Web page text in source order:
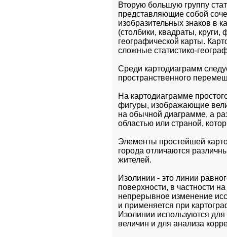
Вторую большую группу
представляющие собой
изобразительных знаков в
(столбики, квадраты,
географической карты.
сложные статистико-
Среди картодиаграмм
пространственного
На картодиаграмме
фигуры, изображающие
на обычной диаграмме, а
областью или страной,
Элементы простейшей
города отличаются
жителей.
Изолинии - это линии
поверхности, в частности
непрерывное изменение
и применяется при
Изолинии используются
величин и для анализа